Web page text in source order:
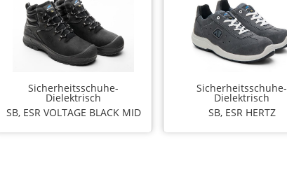
Sicherheitsschuhe-
Dielektrisch
SB, ESR VOLTAGE BLACK MID
Sicherheitsschuhe-
Dielektrisch
SB, ESR HERTZ